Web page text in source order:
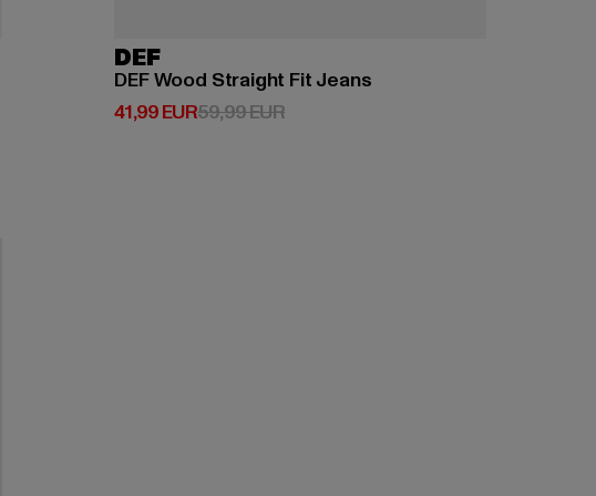
DEF
DEF Wood Straight Fit Jeans
41,99 EUR
Derzeitiger Preis: 41,99 EUR
59,99 EURAktionspreis: 59,99 EUR